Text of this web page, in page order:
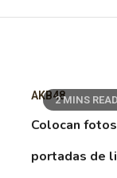
2 MINS READ
AKB48
Colocan
portadas de